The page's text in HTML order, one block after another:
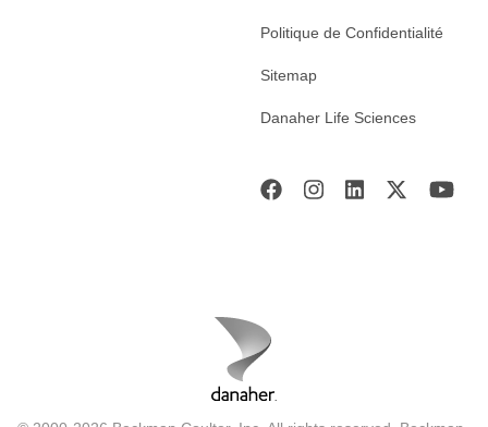
Politique de Confidentialité
Sitemap
Danaher Life Sciences